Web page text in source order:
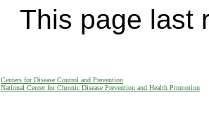
This page last
Centers for Disease Control and Prevention
National Center for Chronic Disease Prevention and Health Promotion